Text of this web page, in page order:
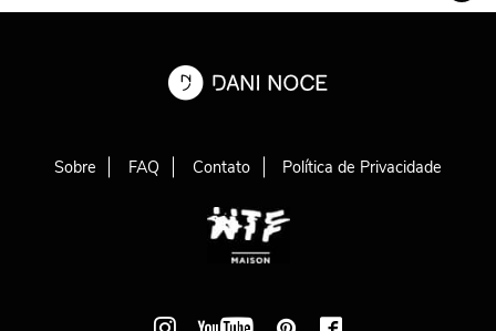
Sobre FAQ Contato Política de Privacidade